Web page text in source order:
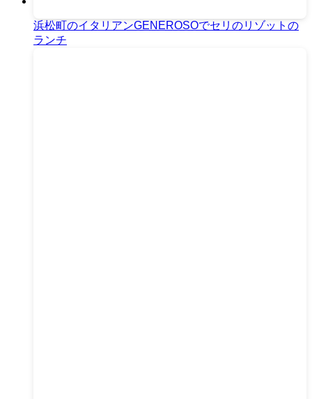
浜松町のイタリアンGENEROSOでセリのリゾットの
ランチ